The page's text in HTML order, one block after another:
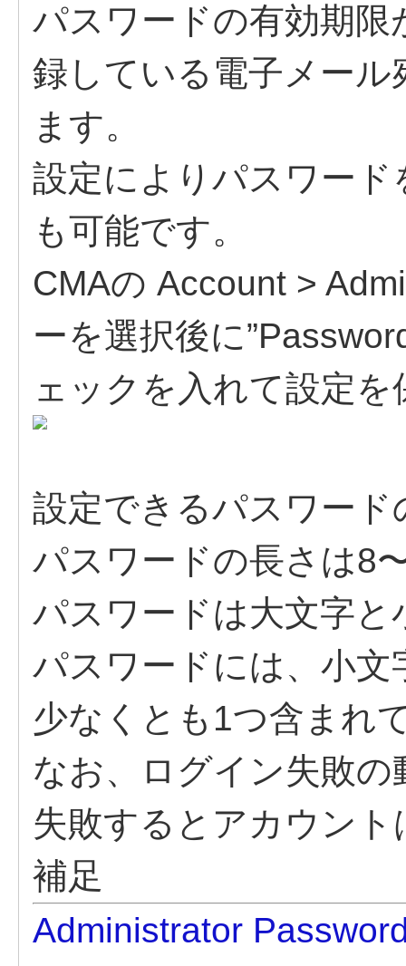
パスワードの有効期
録している電子メー
ます。
設定によりパスワー
も可能です。
CMAの Account >
ーを選択後に
ェックを入れて設定
設定できるパスワー
パスワードの長さは8
パスワードは大文字と
パスワードには、小
少なくとも1つ含まれ
なお、ログイン失敗
失敗するとアカウン
補足
Administrator